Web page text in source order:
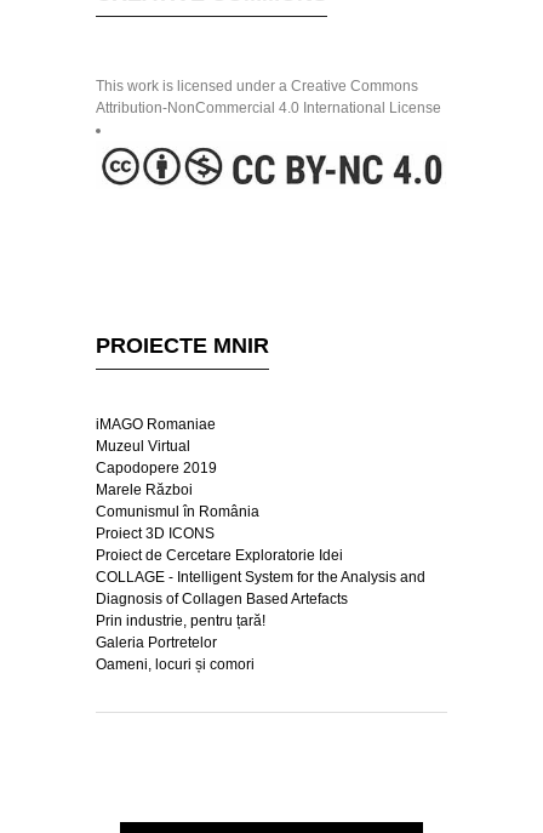
This work is licensed under a Creative Commons
Attribution-NonCommercial 4.0 International License
PROIECTE MNIR
iMAGO Romaniae
Muzeul Virtual
Capodopere 2019
Marele Război
Comunismul în România
Proiect 3D ICONS
Proiect de Cercetare Exploratorie Idei
COLLAGE - Intelligent System for the Analysis and
Diagnosis of Collagen Based Artefacts
Prin industrie, pentru țară!
Galeria Portretelor
Oameni, locuri și comori